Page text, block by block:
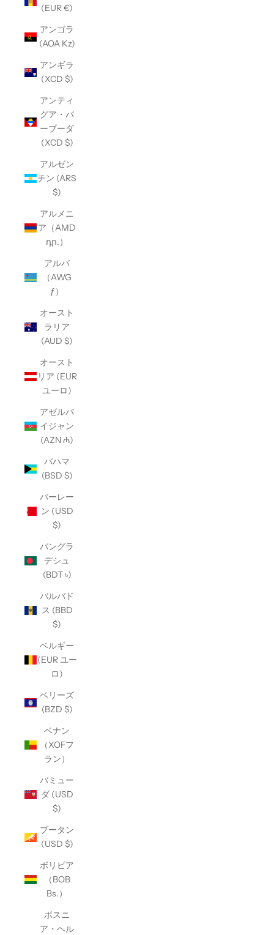
(EUR €)
アンゴラ
(AOA Kz)
アンギラ
(XCD $)
アンティ
グア・バ
ーブーダ
(XCD $)
アルゼン
チン (ARS
$)
アルメニ
ア（AMD
դր.）
アルバ
（AWG
ƒ）
オースト
ラリア
(AUD $)
オースト
リア (EUR
ユーロ)
アゼルバ
イジャン
(AZN ₼)
バハマ
(BSD $)
バーレー
ン (USD
$)
バングラ
デシュ
(BDT ৳)
バルバド
ス (BBD
$)
ベルギー
(EUR ユー
ロ)
ベリーズ
(BZD $)
ベナン
（XOFフ
ラン）
バミュー
ダ (USD
$)
ブータン
(USD $)
ボリビア
（BOB
Bs.）
ボスニ
ア・ヘル